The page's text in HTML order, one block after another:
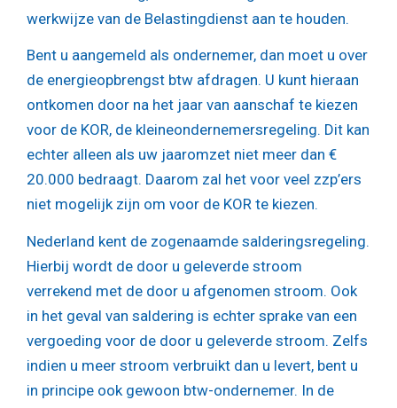
werkwijze van de Belastingdienst aan te houden.
Bent u aangemeld als ondernemer, dan moet u over
de energieopbrengst btw afdragen. U kunt hieraan
ontkomen door na het jaar van aanschaf te kiezen
voor de KOR, de kleineondernemersregeling. Dit kan
echter alleen als uw jaaromzet niet meer dan €
20.000 bedraagt. Daarom zal het voor veel zzp’ers
niet mogelijk zijn om voor de KOR te kiezen.
Nederland kent de zogenaamde salderingsregeling.
Hierbij wordt de door u geleverde stroom
verrekend met de door u afgenomen stroom. Ook
in het geval van saldering is echter sprake van een
vergoeding voor de door u geleverde stroom. Zelfs
indien u meer stroom verbruikt dan u levert, bent u
in principe ook gewoon btw-ondernemer. In de